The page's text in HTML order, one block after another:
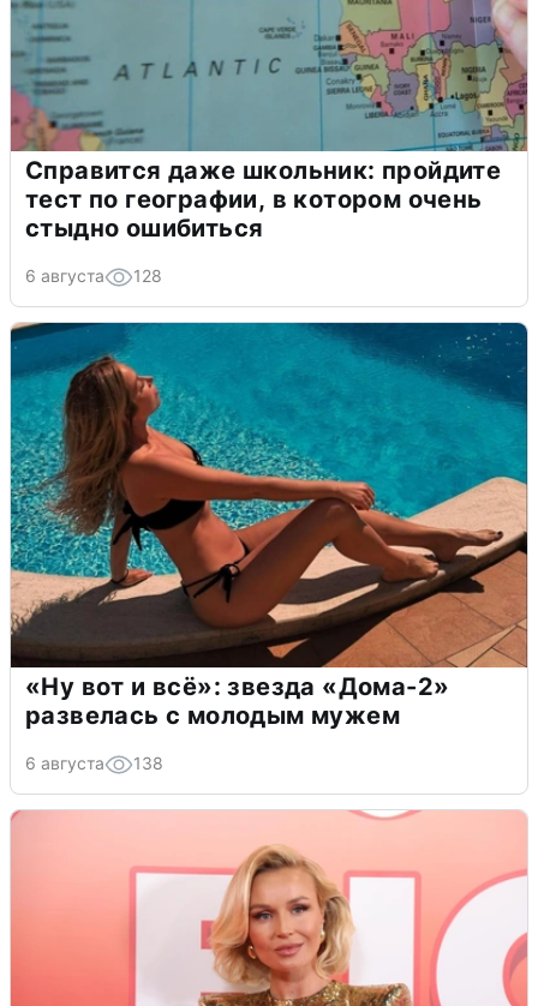
Справится даже школьник: пройдите
тест по географии, в котором очень
стыдно ошибиться
6 августа 128
«Ну вот и всё»: звезда «Дома-2»
развелась с молодым мужем
6 августа 138